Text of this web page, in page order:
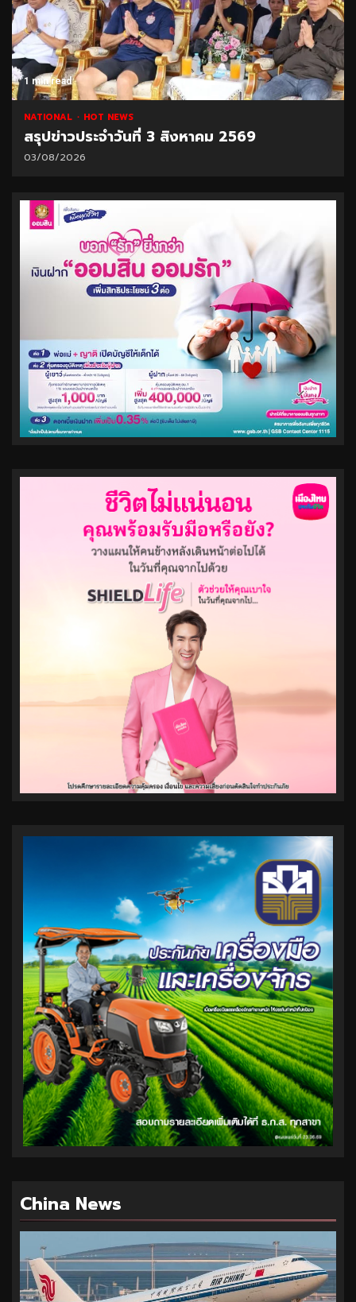
1 min read
NATIONAL HOT NEWS
สรุปข่าวประจำวันที่ 3 สิงหาคม 2569
03/08/2026
China News